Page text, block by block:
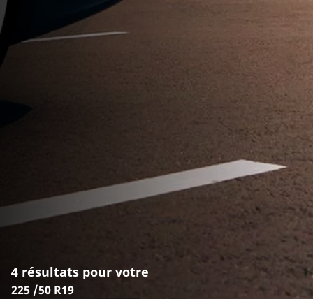
4 résultats pour votre
225 /50 R19